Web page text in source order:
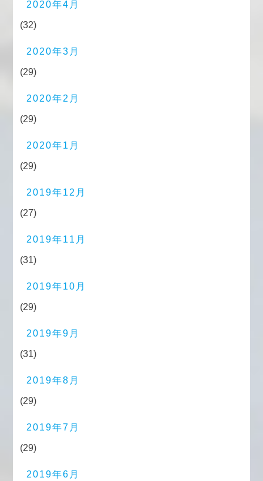
2020年4月
(32)
2020年3月
(29)
2020年2月
(29)
2020年1月
(29)
2019年12月
(27)
2019年11月
(31)
2019年10月
(29)
2019年9月
(31)
2019年8月
(29)
2019年7月
(29)
2019年6月